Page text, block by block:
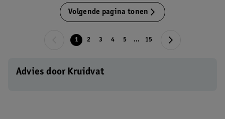
Volgende pagina tonen
1 2 3 4 5 ... 15
Advies door Kruidvat